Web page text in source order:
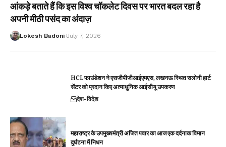
आंकड़े बताते हैं कि इस विश्व चॉकलेट दिवस पर भारत बदल रहा है
अपनी मीठी पसंद का अंदाज़
Lokesh Badoni July 7, 2026
HCL फाउंडेशन ने एसजीपीजीआईएमएस, लखनऊ स्थित सलोनी हार्ट
सेंटर को प्रदान किए अत्याधुनिक आईसीयू उपकरण
देश-विदेश
महाराष्ट्र के उपमुख्यमंत्री अजित पवार का आज एक दर्दनाक विमान
दुर्घटना में निधन